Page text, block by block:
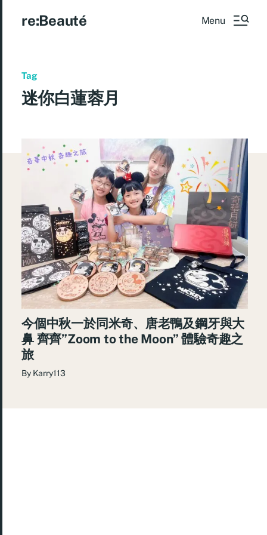
re:Beauté Menu
Tag
迷你白蓮蓉月
今個中秋一於同米奇、唐老鴨及鋼牙與大
鼻 齊齊”Zoom to the Moon” 體驗奇趣之
旅
By Karry113